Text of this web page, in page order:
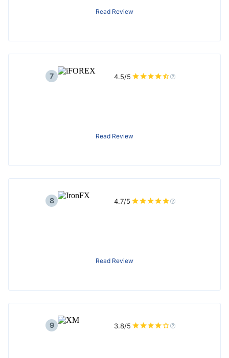
Read Review
Read Review
7 4.5/5
Read Review
8 4.7/5
9 3.8/5